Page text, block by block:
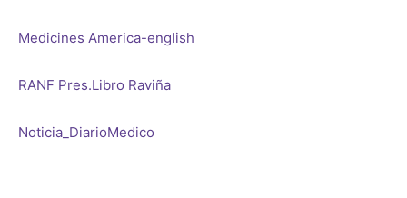
Medicines America-english
RANF Pres.Libro Raviña
Noticia_DiarioMedico